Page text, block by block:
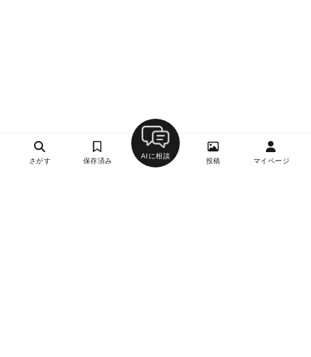
さがす 保存済み
AIに相談
投稿 マイページ